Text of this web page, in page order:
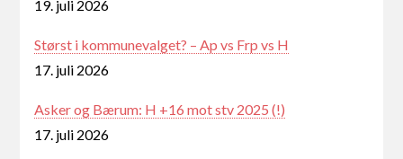
19. juli 2026
Størst i kommunevalget? – Ap vs Frp vs H
17. juli 2026
Asker og Bærum: H +16 mot stv 2025 (!)
17. juli 2026